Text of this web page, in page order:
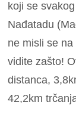
koji se
Nađatadu
ne misli se
vidite zašto!
distanca,
42,2km